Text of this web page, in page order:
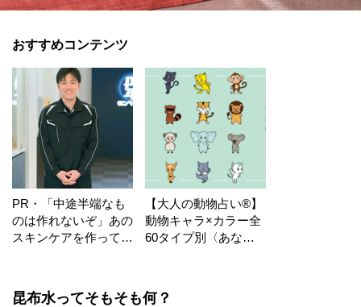
おすすめコンテンツ
PR・「中途半端なも
のは作れないぞ」あの
スキンケアを作ってい
【大人の動物占い®】
動物キャラ×カラー全
60タイプ別〈あなた
昆布水ってそもそも何？